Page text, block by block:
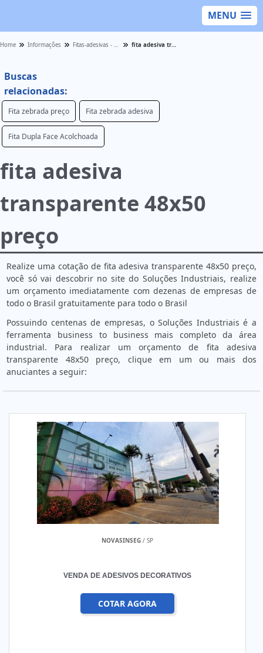
MENU
Home Informações Fitas-adesivas - Categoria fita adesiva transparente 48x50 preço
Buscas
relacionadas:
Fita zebrada preço Fita zebrada adesiva
Fita Dupla Face Acolchoada
fita adesiva
transparente 48x50
preço
Realize uma cotação de fita adesiva transparente 48x50 preço,
você só vai descobrir no site do Soluções Industriais, realize
um orçamento imediatamente com dezenas de empresas de
todo o Brasil gratuitamente para todo o Brasil
Possuindo centenas de empresas, o Soluções Industriais é a
ferramenta business to business mais completo da área
industrial. Para realizar um orçamento de fita adesiva
transparente 48x50 preço, clique em um ou mais dos
anuciantes a seguir:
NOVASINSEG / SP
VENDA DE ADESIVOS DECORATIVOS
COTAR AGORA